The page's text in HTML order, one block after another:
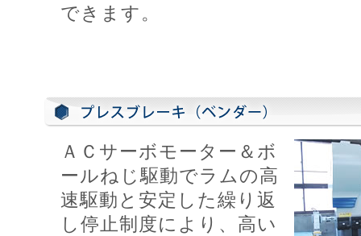
できます。
ＡＣサーボモーター＆ボ
ールねじ駆動でラムの高
速駆動と安定した繰り返
し停止制度により、高い